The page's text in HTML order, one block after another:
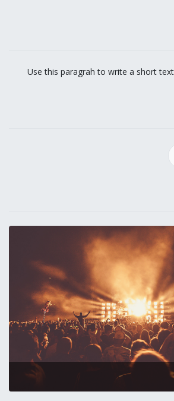
Use this paragrah to write a short